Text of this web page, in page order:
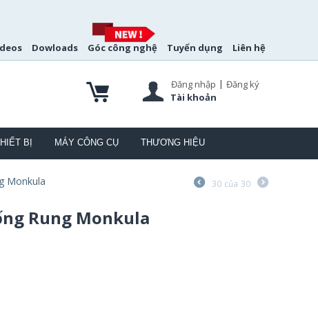
Dowloads Góc công nghệ Tuyển dụng Liên hệ
Đăng nhập | Đăng ký
Tài khoản
BỊ MÁY CÔNG CỤ THƯƠNG HIỆU
Monkula 30 của 30
Rung Monkula